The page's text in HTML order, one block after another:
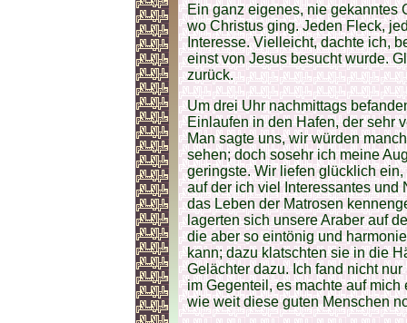
Ein ganz eigenes, nie gekanntes
wo Christus ging. Jeden Fleck,
Interesse. Vielleicht, dachte ich,
einst von Jesus besucht wurde.
zurück.
Um drei Uhr nachmittags
Einlaufen in den Hafen, der sehr
Man sagte uns, wir würden
sehen; doch sosehr ich meine
geringste. Wir liefen glücklich
auf der ich viel Interessantes
das Leben der Matrosen
lagerten sich unsere Araber auf
die aber so eintönig und
kann; dazu klatschten sie in die
Gelächter dazu. Ich fand nicht
im Gegenteil, es machte auf
wie weit diese guten Menschen